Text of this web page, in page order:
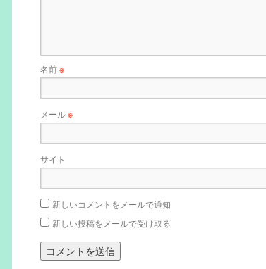
名前※
メール※
サイト
新しいコメントをメールで通知
新しい投稿をメールで受け取る